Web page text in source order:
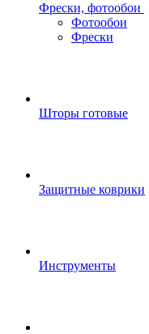
Фрески, фотообои
Фотообои
Фрески
Шторы готовые
Защитные коврики
Инструменты